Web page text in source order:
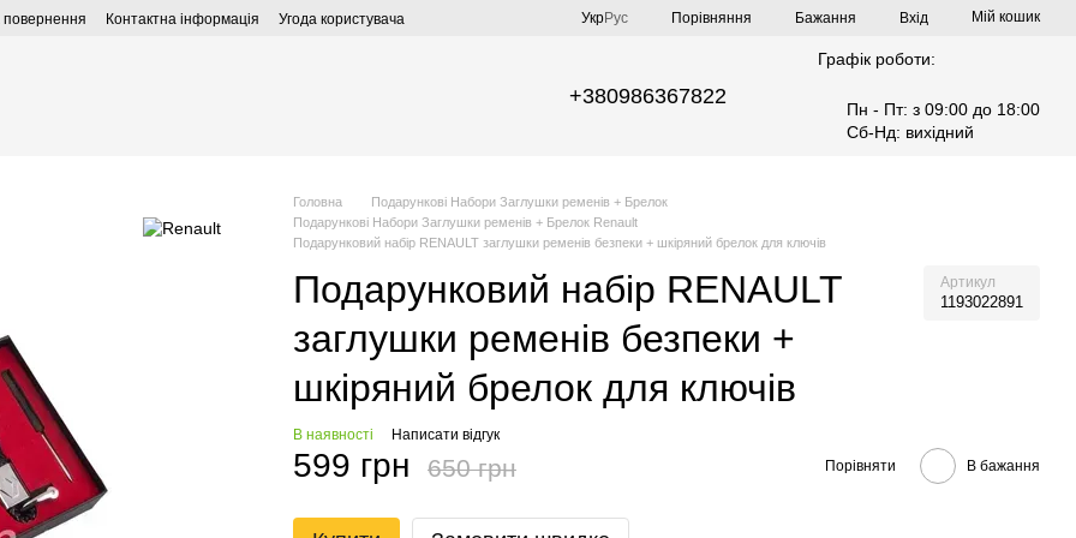
повернення Контактна інформація Угода користувача УкрРус Порівняння Бажання Вхід Мій кошик
+380986367822
Графік роботи:
Пн - Пт: з 09:00 до 18:00
Сб-Нд: вихідний
Головна
Подарункові Набори Заглушки ременів + Брелок
Подарункові Набори Заглушки ременів + Брелок Renault
Подарунковий набір RENAULT заглушки ременів безпеки + шкіряний брелок для ключів
Подарунковий набір RENAULT
заглушки ременів безпеки +
шкіряний брелок для ключів
Артикул
1193022891
В наявності Написати відгук
599 грн 650 грн Порівняти В бажання